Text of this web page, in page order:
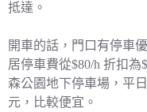
抵達。
開車的話，門口有停車
居停車費從$80/h 折扣
森公園地下停車場，平
元，比較便宜。